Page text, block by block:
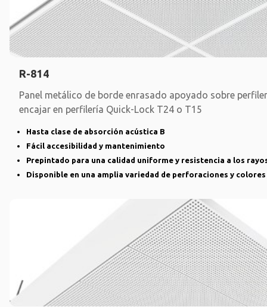
R-814
Panel metálico de borde enrasado apoyado sobre
encajar en perfilería Quick-Lock T24 o T15
Hasta clase de absorción acústica B
Fácil accesibilidad y mantenimiento
Prepintado para una calidad uniforme y resistencia a los
Disponible en una amplia variedad de perforaciones y colores